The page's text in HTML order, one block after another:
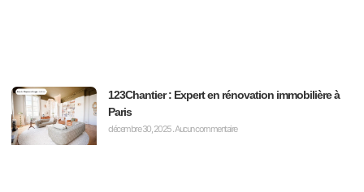
123Chantier : Expert en rénovation immobilière à
Paris
décembre 30, 2025Aucun commentaire